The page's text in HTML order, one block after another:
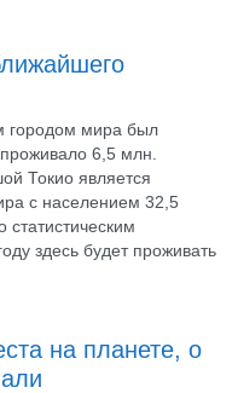
городом мира был
6,5 млн.
Токио является
с населением 32,5
статистическим
здесь будет проживать
на планете, о